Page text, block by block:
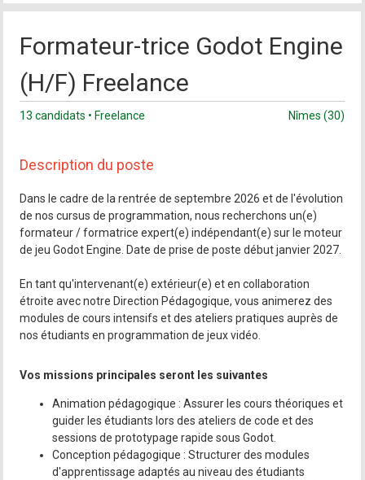
Formateur-trice Godot Engine
(H/F) Freelance
13 candidats • Freelance Nîmes (30)
Description du poste
Dans le cadre de la rentrée de septembre 2026 et de l'évolution
de nos cursus de programmation, nous recherchons un(e)
formateur / formatrice expert(e) indépendant(e) sur le moteur
de jeu Godot Engine. Date de prise de poste début janvier 2027.
En tant qu'intervenant(e) extérieur(e) et en collaboration
étroite avec notre Direction Pédagogique, vous animerez des
modules de cours intensifs et des ateliers pratiques auprès de
nos étudiants en programmation de jeux vidéo.
Vos missions principales seront les suivantes
Animation pédagogique : Assurer les cours théoriques et
guider les étudiants lors des ateliers de code et des
sessions de prototypage rapide sous Godot.
Conception pédagogique : Structurer des modules
d'apprentissage adaptés au niveau des étudiants